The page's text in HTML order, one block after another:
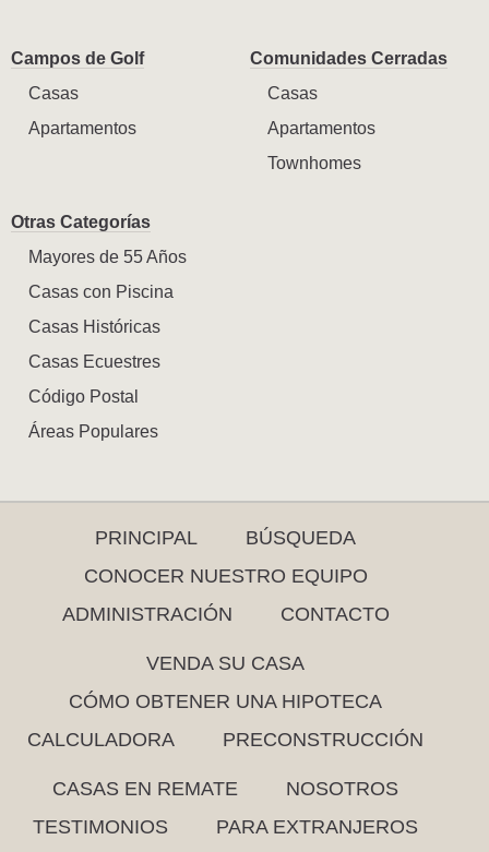
Campos de Golf
Casas
Apartamentos
Comunidades Cerradas
Casas
Apartamentos
Townhomes
Otras Categorías
Mayores de 55 Años
Casas con Piscina
Casas Históricas
Casas Ecuestres
Código Postal
Áreas Populares
PRINCIPAL
BÚSQUEDA
CONOCER NUESTRO EQUIPO
ADMINISTRACIÓN
CONTACTO
VENDA SU CASA
CÓMO OBTENER UNA HIPOTECA
CALCULADORA
PRECONSTRUCCIÓN
CASAS EN REMATE
NOSOTROS
TESTIMONIOS
PARA EXTRANJEROS